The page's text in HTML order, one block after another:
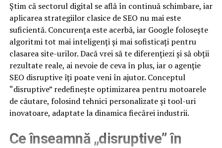
Știm că sectorul digital se află în continuă schimbare, iar
aplicarea strategiilor clasice de SEO nu mai este
suficientă. Concurența este acerbă, iar Google folosește
algoritmi tot mai inteligenți și mai sofisticați pentru
clasarea site-urilor. Dacă vrei să te diferențiezi și să obții
rezultate reale, ai nevoie de ceva în plus, iar o agenție
SEO disruptive îți poate veni în ajutor. Conceptul
“disruptive” redefinește optimizarea pentru motoarele
de căutare, folosind tehnici personalizate și tool-uri
inovatoare, adaptate la dinamica fiecărei industrii.
Ce înseamnă „disruptive” în